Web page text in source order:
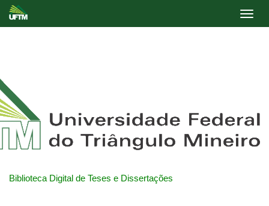
Biblioteca Digital de Teses e Dissertações